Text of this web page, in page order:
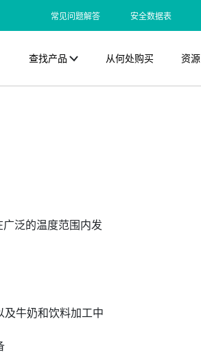
常见问题解答 安全数据表
查找产品 从何处购买 资源
泛的温度范围内发
牛奶和饮料加工中